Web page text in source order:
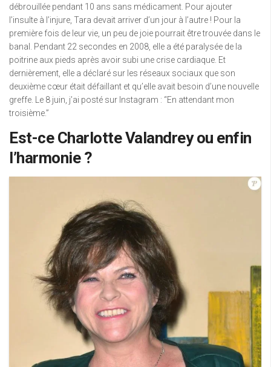
débrouillée pendant 10 ans sans médicament. Pour ajouter
l’insulte à l’injure, Tara devait arriver d’un jour à l’autre ! Pour la
première fois de leur vie, un peu de joie pourrait être trouvée dans le
banal. Pendant 22 secondes en 2008, elle a été paralysée de la
poitrine aux pieds après avoir subi une crise cardiaque. Et
dernièrement, elle a déclaré sur les réseaux sociaux que son
deuxième cœur était défaillant et qu’elle avait besoin d’une nouvelle
greffe. Le 8 juin, j’ai posté sur Instagram : “En attendant mon
troisième.”
Est-ce Charlotte Valandrey ou enfin
l’harmonie ?